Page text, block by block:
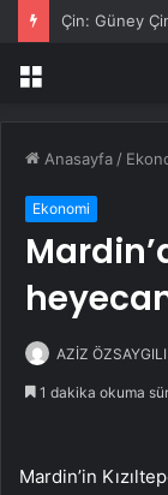
Menü
Anasayfa /
Ekonomi
AZİZ ÖZSAYGILI
1 dakika okuma
Mardin’in